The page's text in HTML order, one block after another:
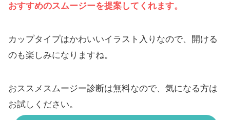
おすすめのスムージーを提案してくれます。
カップタイプはかわいいイラスト入りなので、開ける
のも楽しみになりますね。
おススメスムージー診断は無料なので、気になる方は
お試しください。